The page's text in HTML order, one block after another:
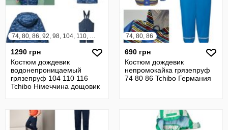
1290 грн
Костюм дождевик
водонепроницаемый
грязепруф 104 110 116
Tchibo Німеччина дощовик
74, 80, 86
690 грн
Костюм дождевик
непромокайка грязепруф
74 80 86 Tchibo Германия